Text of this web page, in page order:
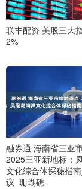
联丰配资 美股三大
2%
融券通 海南省三亚
2025三亚新地标：
文化综合体探秘指
议_珊瑚礁